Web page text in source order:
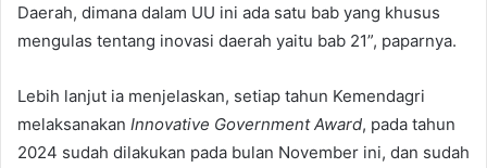
Daerah, dimana dalam UU ini ada satu bab yang khusus
mengulas tentang inovasi daerah yaitu bab 21”, paparnya.
Lebih lanjut ia menjelaskan, setiap tahun Kemendagri
melaksanakan Innovative Government Award, pada tahun
2024 sudah dilakukan pada bulan November ini, dan sudah